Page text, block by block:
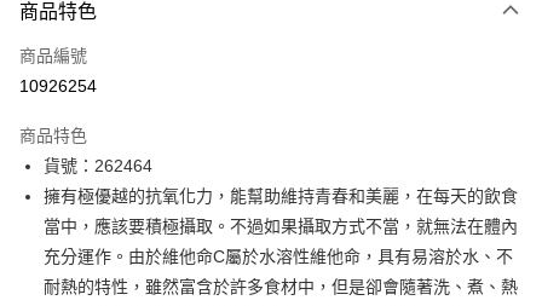
icash Pay
信用卡一次付款
LINE Pay
Apple Pay
街口支付
悠遊付
商品特色
商品編號
10926254
商品特色
貨號：262464
擁有極優越的抗氧化力，能幫助維持青春和美麗，在每天的飲食
當中，應該要積極攝取。不過如果攝取方式不當，就無法在體內
充分運作。由於維他命C屬於水溶性維他命，具有易溶於水、不
耐熱的特性，雖然富含於許多食材中，但是卻會隨著洗、煮、熱